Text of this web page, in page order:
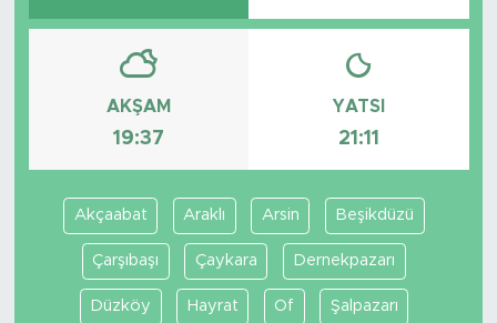
AKŞAM
19:37
YATSI
21:11
Akçaabat Araklı Arsin Beşikdüzü
Çarşıbaşı Çaykara Dernekpazarı
Düzköy Hayrat Of Şalpazarı